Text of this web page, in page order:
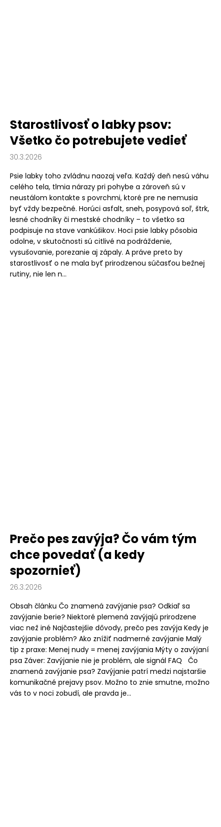
Starostlivosť o labky psov:
Všetko čo potrebujete vedieť
30.3.2026
Psie labky toho zvládnu naozaj veľa. Každý deň nesú váhu
celého tela, tlmia nárazy pri pohybe a zároveň sú v
neustálom kontakte s povrchmi, ktoré pre ne nemusia
byť vždy bezpečné. Horúci asfalt, sneh, posypová soľ, štrk,
lesné chodníky či mestské chodníky – to všetko sa
podpisuje na stave vankúšikov. Hoci psie labky pôsobia
odolne, v skutočnosti sú citlivé na podráždenie,
vysušovanie, porezanie aj zápaly. A práve preto by
starostlivosť o ne mala byť prirodzenou súčasťou bežnej
rutiny, nie len n...
Prečo pes zavýja? Čo vám tým
chce povedať (a kedy
spozornieť)
26.3.2026
Obsah článku Čo znamená zavýjanie psa? Odkiaľ sa
zavýjanie berie? Niektoré plemená zavýjajú prirodzene
viac než iné Najčastejšie dôvody, prečo pes zavýja Kedy je
zavýjanie problém? Ako znížiť nadmerné zavýjanie Malý
tip z praxe: Menej nudy = menej zavýjania Mýty o zavýjaní
psa Záver: Zavýjanie nie je problém, ale signál FAQ Čo
znamená zavýjanie psa? Zavýjanie patrí medzi najstaršie
komunikačné prejavy psov. Možno to znie smutne, možno
vás to v noci zobudí, ale pravda je...